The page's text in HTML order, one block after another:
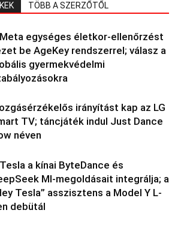
TÖBB A SZERZŐTŐL
egységes életkor-ellenőrzést
be AgeKey rendszerrel; válasz a
gyermekvédelmi
irányítást kap az LG
TV; táncjáték indul Just Dance
néven
a kínai ByteDance és
MI-megoldásait integrálja; a
Tesla” asszisztens a Model Y L-
debütál